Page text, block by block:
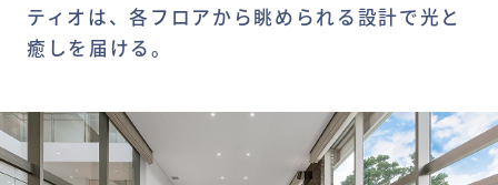
ティオは、各フロアから眺められる設計で光と
癒しを届ける。